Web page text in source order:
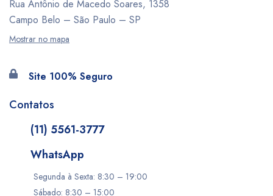
Rua Antônio de Macedo Soares, 1358
Campo Belo – São Paulo – SP
Mostrar no mapa
Site 100% Seguro
Contatos
(11) 5561-3777
WhatsApp
Segunda à Sexta: 8:30 – 19:00
Sábado: 8:30 – 15:00